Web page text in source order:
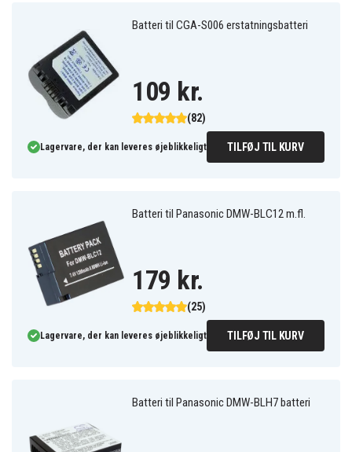
Batteri til CGA-S006 erstatningsbatteri
(82)
109 kr.
Lagervare, der kan leveres øjeblikkeligt TILFØJ TIL KURV
Batteri til Panasonic DMW-BLC12 m.fl.
(25)
179 kr.
Lagervare, der kan leveres øjeblikkeligt TILFØJ TIL KURV
Batteri til Panasonic DMW-BLH7 batteri